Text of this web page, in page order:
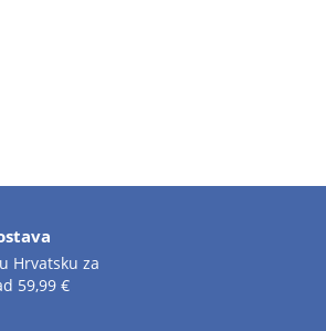
Hrvatsku za
59,99 €